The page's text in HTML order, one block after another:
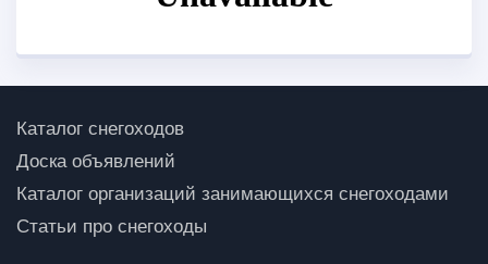
Каталог снегоходов
Доска объявлений
Каталог организаций занимающихся снегоходами
Статьи про снегоходы